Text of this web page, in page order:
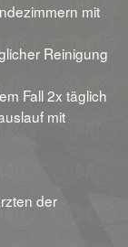
mit
Reinigung
Fall 2x täglich
mit
der